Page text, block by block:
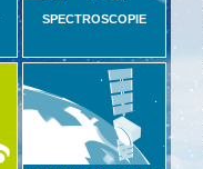
SPECTROSCOPIE